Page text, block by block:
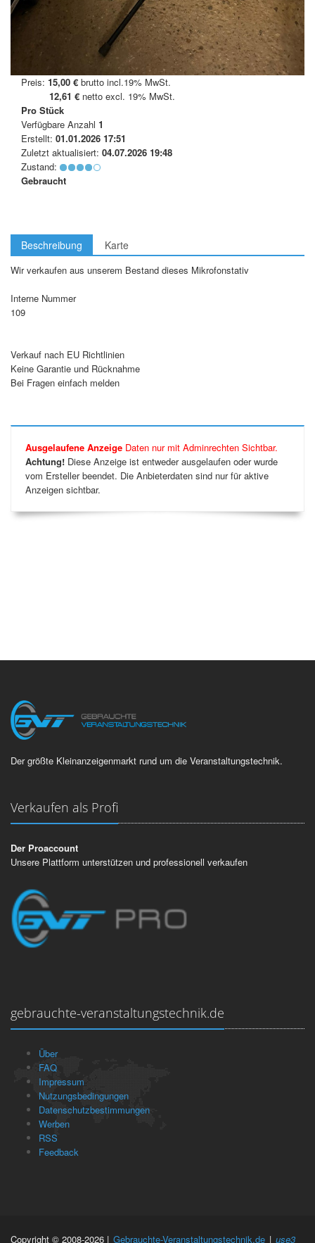
Preis: 15,00 € brutto incl.19% MwSt.
12,61 € netto excl. 19% MwSt.
Pro Stück
Verfügbare Anzahl 1
Erstellt: 01.01.2026 17:51
Zuletzt aktualisiert: 04.07.2026 19:48
Zustand:
Gebraucht
Beschreibung Karte
Wir verkaufen aus unserem Bestand dieses Mikrofonstativ
Interne Nummer
109
Verkauf nach EU Richtlinien
Keine Garantie und Rücknahme
Bei Fragen einfach melden
Ausgelaufene Anzeige Daten nur mit Adminrechten Sichtbar.
Achtung! Diese Anzeige ist entweder ausgelaufen oder wurde
vom Ersteller beendet. Die Anbieterdaten sind nur für aktive
Anzeigen sichtbar.
Der größte Kleinanzeigenmarkt rund um die Veranstaltungstechnik.
Verkaufen als Profi
Der Proaccount
Unsere Plattform unterstützen und professionell verkaufen
gebrauchte-veranstaltungstechnik.de
Über
FAQ
Impressum
Nutzungsbedingungen
Datenschutzbestimmungen
Werben
RSS
Feedback
Copyright © 2008-2026 | Gebrauchte-Veranstaltungstechnik.de | use3